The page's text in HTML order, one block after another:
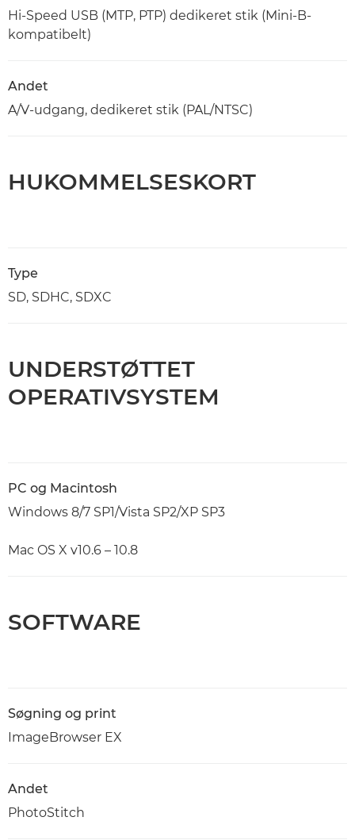
Hi-Speed USB (MTP, PTP) dedikeret stik (Mini-B-
kompatibelt)
Andet
A/V-udgang, dedikeret stik (PAL/NTSC)
HUKOMMELSESKORT
Type
SD, SDHC, SDXC
UNDERSTØTTET
OPERATIVSYSTEM
PC og Macintosh
Windows 8/7 SP1/Vista SP2/XP SP3
Mac OS X v10.6 – 10.8
SOFTWARE
Søgning og print
ImageBrowser EX
Andet
PhotoStitch